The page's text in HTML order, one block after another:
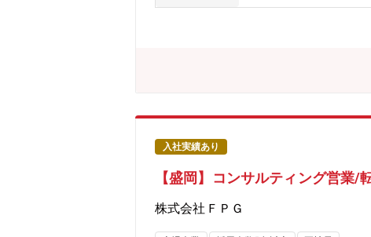
入社実績あり
【盛岡】コンサルティング営業/
株式会社ＦＰＧ